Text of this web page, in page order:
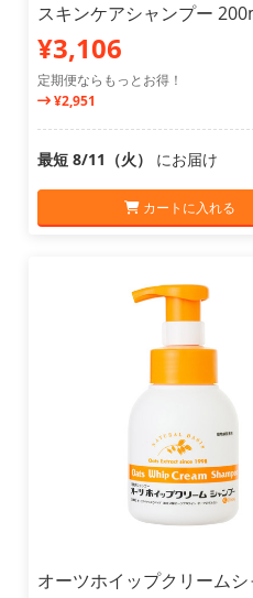
スキンケアシャンプー
¥3,106
定期便ならもっとお得！
¥2,951
最短 8/11（火） にお届け
カートに入れる
オーツホイップクリーム